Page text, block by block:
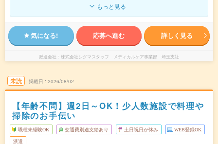
もっと見る
気になる! 応募へ進む 詳しく見る
派遣会社 株式会社シグマスタッフ メディカルケア事業部 埼玉支社
未読 掲載日 2026/08/02
【年齢不問】週2日～OK！少人数施設で料理や
掃除のお手伝い
職種未経験OK 交通費別途支給あり 土日祝日が休み WEB登録OK
派遣